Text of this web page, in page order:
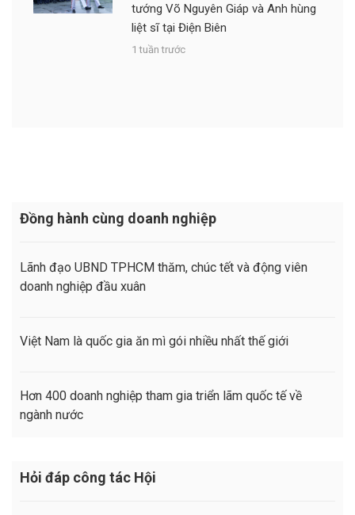
tướng Võ Nguyên Giáp và Anh hùng
liệt sĩ tại Điện Biên
1 tuần trước
Đồng hành cùng doanh nghiệp
Lãnh đạo UBND TPHCM thăm, chúc tết và động viên
doanh nghiệp đầu xuân
Việt Nam là quốc gia ăn mì gói nhiều nhất thế giới
Hơn 400 doanh nghiệp tham gia triển lãm quốc tế về
ngành nước
Hỏi đáp công tác Hội